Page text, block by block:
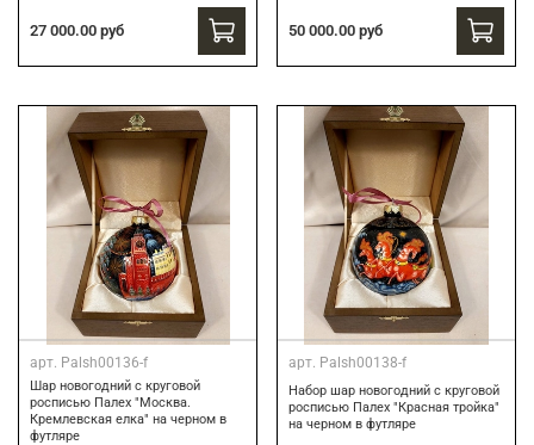
27 000.00 руб 50 000.00 руб
арт. Palsh00136-f
Шар новогодний с круговой
росписью Палех "Москва.
Кремлевская елка" на черном в
футляре
арт. Palsh00138-f
Набор шар новогодний с круговой
росписью Палех "Красная тройка"
на черном в футляре